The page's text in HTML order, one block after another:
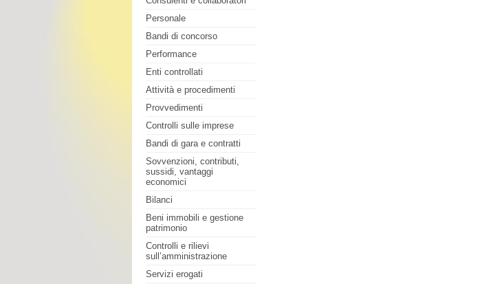
Personale
Bandi di concorso
Performance
Enti controllati
Attività e procedimenti
Provvedimenti
Controlli sulle imprese
Bandi di gara e contratti
Sovvenzioni, contributi,
sussidi, vantaggi
economici
Bilanci
Beni immobili e gestione
patrimonio
Controlli e rilievi
sull’amministrazione
Servizi erogati